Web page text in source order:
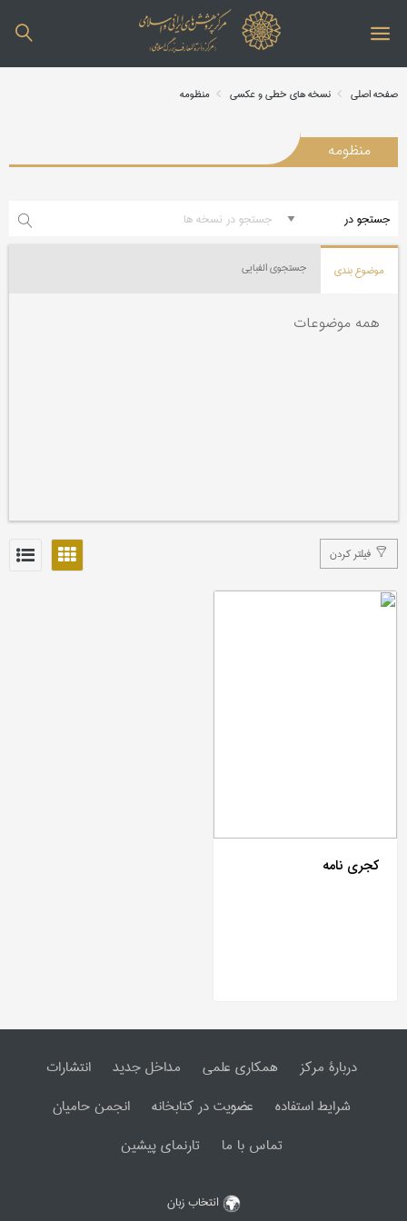
صفحه اصلی نسخه های خطی و عکسی منظومه
منظومه
موضوع بندی جستجوی الفبایی
همه موضوعات
فیلتر کردن
کجری نامه
دربارۀ مرکز همکاری علمی مداخل جدید
انتشارات
شرایط استفاده
عضویت در کتابخانه
انجمن حامیان
تماس با ما
تارنمای پیشین
انتخاب زبان